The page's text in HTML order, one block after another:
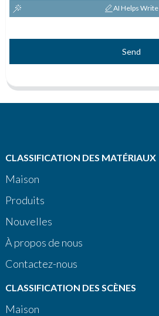
AI Helps Write
Send
CLASSIFICATION DES MATÉRIAUX
Maison
Produits
Nouvelles
À propos de nous
Contactez-nous
CLASSIFICATION DES SCÈNES
Maison